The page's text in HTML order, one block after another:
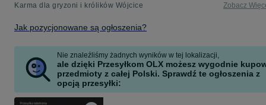
Karma dla gryzoni i królików Wójcice Zobacz
Jak pozycjonowane są ogłoszenia?
Nie znaleźliśmy żadnych wyników w tej lokalizacji,
ale dzięki Przesyłkom OLX możesz wygodnie
przedmioty z całej Polski. Sprawdź te ogłoszenia z
opcją przesyłki: